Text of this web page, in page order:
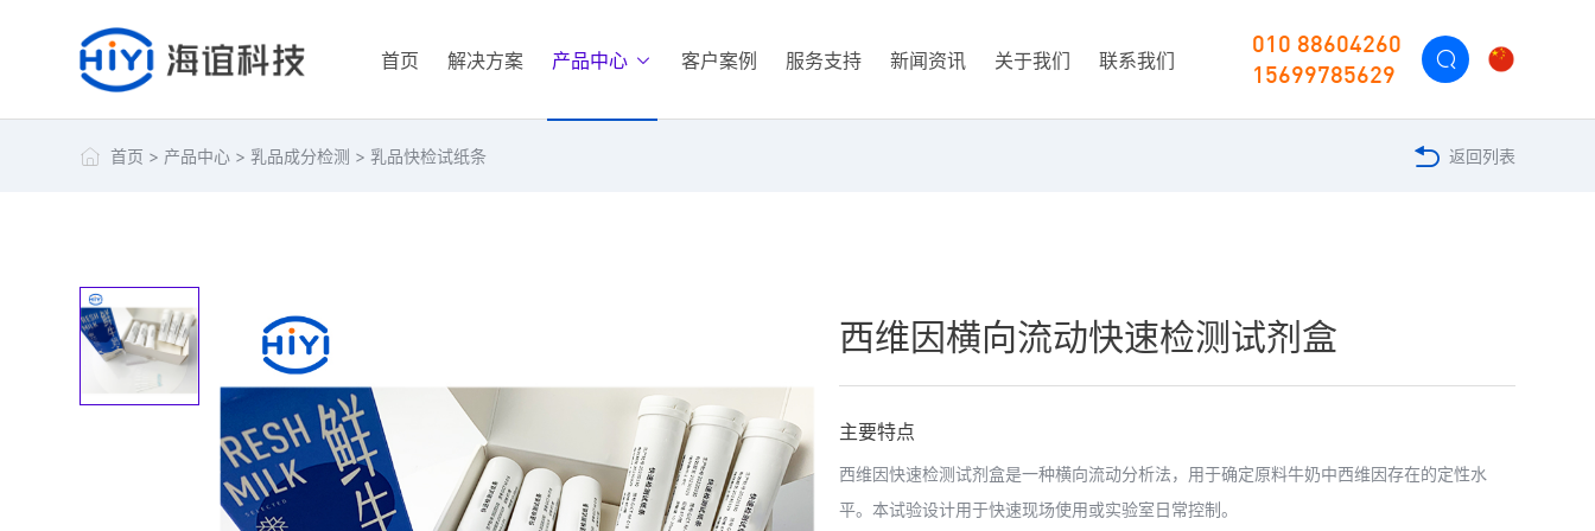
首页 解决方案 产品中心 客户案例 服务支持 新闻资讯 关于我们 联系我们
010 88604260
15699785629
首页 > 产品中心 > 乳品成分检测 > 乳品快检试纸条 返回列表
西维因横向流动快速检测试剂盒
主要特点
西维因快速检测试剂盒是一种横向流动分析法，用于确定原料牛奶中西维因存在的定性水
平。本试验设计用于快速现场使用或实验室日常控制。